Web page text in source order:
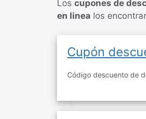
Los cupones de
en linea los
Cupón
Código descuento de